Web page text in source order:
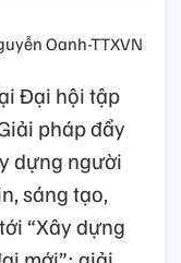
Oanh-TTXVN
Đại hội tập
pháp đẩy
dựng người
sáng tạo,
“Xây dựng